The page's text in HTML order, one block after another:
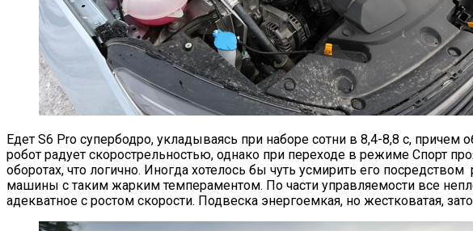
Едет S6 Pro супербодро, укладываясь при наборе сотни в 8,4-8,8 с,
робот радует скорострельностью, однако при переходе в режиме Спорт
оборотах, что логично. Иногда хотелось бы чуть усмирить его
машины с таким жарким темпераментом. По части управляемости все
адекватное с ростом скорости. Подвеска энергоемкая, но жестковатая,